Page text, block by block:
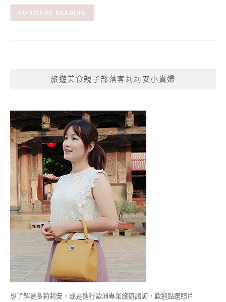
CONTINUE READING
旅遊美食親子部落客莉莉安小貴婦
想了解更多莉莉安，或是進行歐洲專業旅遊諮詢，歡迎點選照片